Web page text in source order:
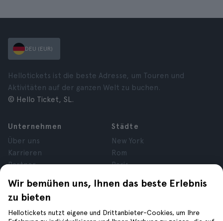
Wir bemühen uns, Ihnen das beste Erlebnis
zu bieten
Hellotickets nutzt eigene und Drittanbieter-Cookies, um Ihre
DEU (EUR)
Hellotickets ist die beste Adresse, um Touren und
Aktivitäten auf der ganzen Welt zu buchen.
© Hello Ticket, SL.
Unternehmen
Über uns
Karrieren
Partner
Datenschutz
Allgemeine
Geschäftsbedingungen
Städte
New York
Rom
Paris
Granada
Teneriffa